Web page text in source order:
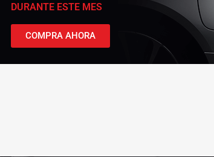
DURANTE ESTE MES
COMPRA AHORA